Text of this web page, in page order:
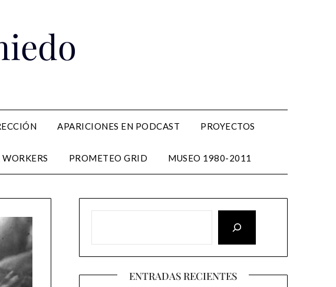
APARICIONES EN PODCAST PROYECTOS
WORKERS PROMETEO GRID MUSEO 1980-2011
ENTRADAS RECIENTES